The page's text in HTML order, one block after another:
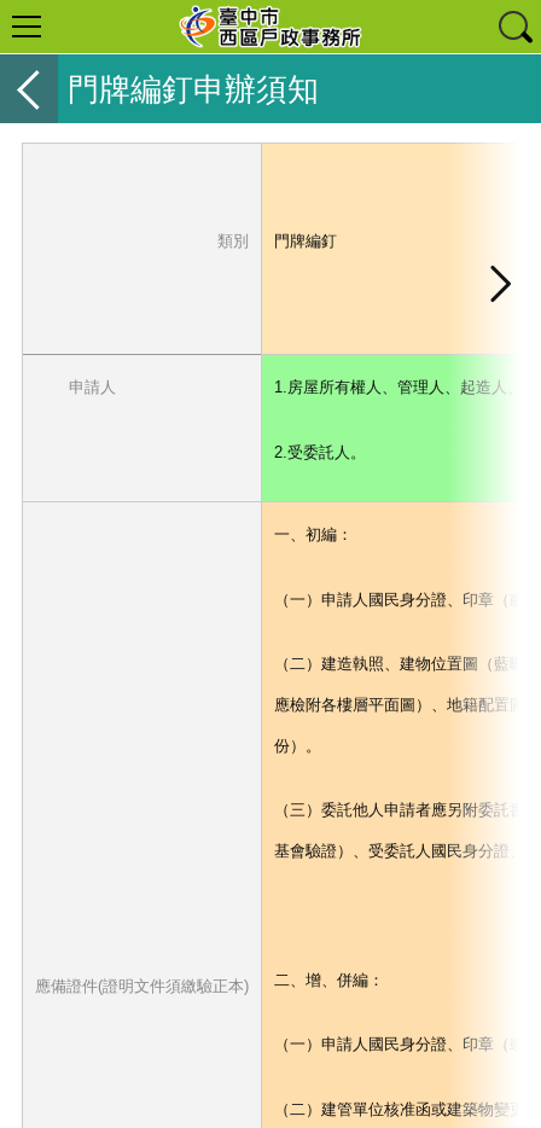
門牌編釘申辦須知
類別 門牌編釘
申請人 1.房屋所有權人、管理人、起造人、
2.受委託人。
應備證件(證明文件須繳驗正本)
一、初編：
（一）申請人國民身分證、印章（或
（二）建造執照、建物位置圖（藍曬
應檢附各樓層平面圖）、地籍配置圖
份）。
（三）委託他人申請者應另附委託書
基會驗證）、受委託人國民身分證、
二、增、併編：
（一）申請人國民身分證、印章（或
（二）建管單位核准函或建築物變更